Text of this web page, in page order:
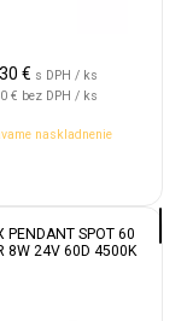
€ s DPH / ks
€ bez DPH / ks
naskladnenie
PENDANT SPOT 60
8W 24V 60D 4500K